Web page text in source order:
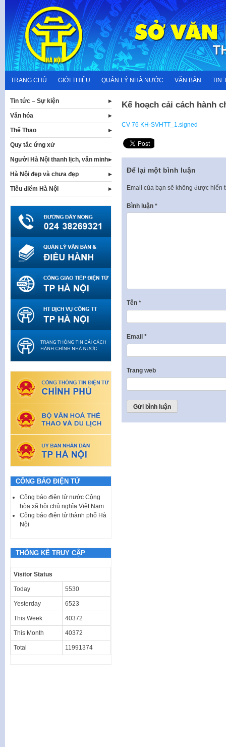
content
TRANG CHỦ GIỚI THIỆU QUẢN LÝ NHÀ NƯỚC VĂN BẢN TIN
Kế hoạch cải cách hành
CV 76 KH-SVHTT_1.signed
Để lại một bình luận
Email của bạn sẽ không được hiển
Bình luận *
Tên *
Email *
Trang web
Tin tức – Sự kiện
Văn hóa
Thể Thao
Quy tắc ứng xử
Người Hà Nội thanh lịch, văn minh
Hà Nội đẹp và chưa đẹp
Tiêu điểm Hà Nội
CÔNG BÁO ĐIỆN TỬ
Công báo điện tử nước Cộng
hòa xã hội chủ nghĩa Việt Nam
Công báo điện tử thành phố Hà
Nội
THỐNG KÊ TRUY CẬP
Visitor Status
Today 5530
Yesterday 6523
This Week 40372
This Month 40372
Total 11991374